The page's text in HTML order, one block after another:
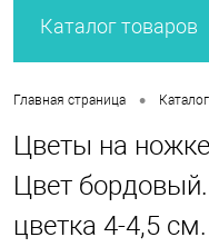
Каталог товаров
Главная страница •
Цветы на
Цвет
цветка 4-4,5